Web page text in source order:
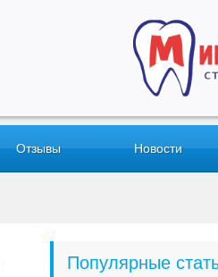
Отзывы Новости
Популярные